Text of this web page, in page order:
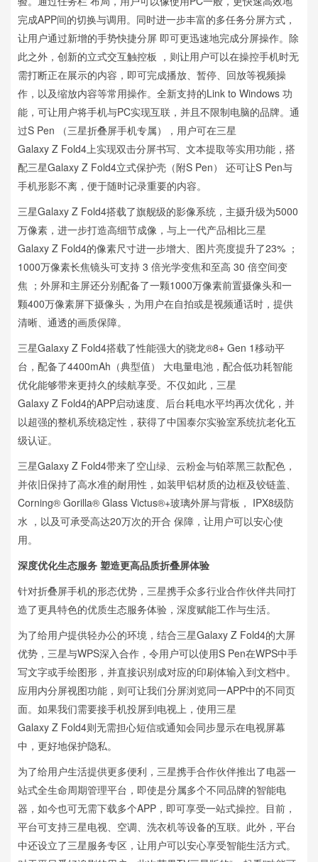
完成APP间的切换与调用。同时进一步丰富的多任务分屏方式，
让用户通过新增的手势快捷分屏 即可更迅速地完成分屏操作。除
此之外，创新的立式交互触控板 ，则让用户可以在操控手机时无
需打断正在展示的内容，即可完成播放、暂停、回放等视频操
作，以及缩放内容等常用操作。全新支持的Link to Windows 功
能，可让用户将手机与PC实现互联，并且不限制电脑的品牌。通
过S Pen （三星折叠屏手机专属），用户可在三星
Galaxy Z Fold4上实现双击分屏书写、文本提取等实用功能，搭
配三星Galaxy Z Fold4立式保护壳（附S Pen） 还可让S Pen与
手机形影不离，便于随时记录重要的内容。
三星Galaxy Z Fold4搭载了旗舰级的影像系统，主摄升级为5000
万像素，进一步打造高细节成像，与上一代产品相比三星
Galaxy Z Fold4的像素尺寸进一步增大、图片亮度提升了23% ；
1000万像素长焦镜头可支持 3 倍光学变焦和至高 30 倍空间变
焦 ；外屏和主屏还分别配备了一颗1000万像素前置摄像头和一
颗400万像素屏下摄像头，为用户在自拍或是视频通话时，提供
清晰、通透的画质保障。
三星Galaxy Z Fold4搭载了性能强大的骁龙®8+ Gen 1移动平
台，配备了4400mAh（典型值） 大电量电池，配合低功耗智能
优化能够带来更持久的续航享受。不仅如此，三星
Galaxy Z Fold4的APP启动速度、后台耗电水平均再次优化，并
以超强的整机系统稳定性，获得了中国泰尔实验室系统抗老化五
级认证。
三星Galaxy Z Fold4带来了空山绿、云粉金与铂萃黑三款配色，
并依旧保持了高水准的耐用性，如装甲铝材质的边框及铰链盖、
Corning® Gorilla® Glass Victus®+玻璃外屏与背板， IPX8级防
水 ，以及可承受高达20万次的开合 保障，让用户可以安心使
用。
深度优化生态服务 塑造更高品质折叠屏体验
针对折叠屏手机的形态优势，三星携手众多行业合作伙伴共同打
造了更具特色的优质生态服务体验，深度赋能工作与生活。
为了给用户提供轻办公的环境，结合三星Galaxy Z Fold4的大屏
优势，三星与WPS深入合作，令用户可以使用S Pen在WPS中手
写文字或手绘图形，并直接识别成对应的印刷体输入到文档中。
应用内分屏视图功能，则可让我们分屏浏览同一APP中的不同页
面。如果我们需要接手机投屏到电视上，使用三星
Galaxy Z Fold4则无需担心短信或通知会同步显示在电视屏幕
中，更好地保护隐私。
为了给用户生活提供更多便利，三星携手合作伙伴推出了电器一
站式全生命周期管理平台，即使是分属多个不同品牌的智能电
器，如今也可无需下载多个APP，即可享受一站式操控。目前，
平台可支持三星电视、空调、洗衣机等设备的互联。此外，平台
中还设立了三星服务专区，让用户可以安心享受智能生活方式。